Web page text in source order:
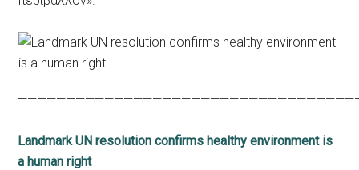
Landmark UN resolution confirms healthy environment is
a human right